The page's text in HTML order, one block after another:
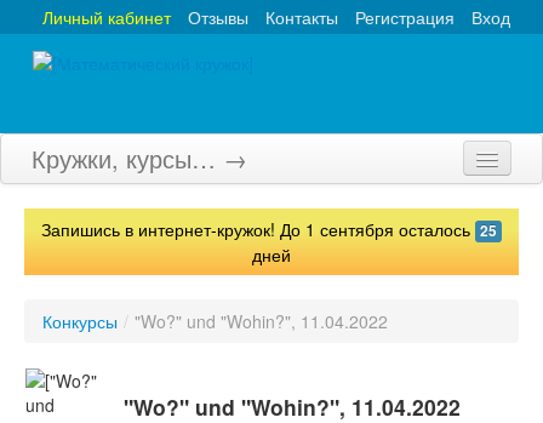
Вход
Регистрация
Контакты
Отзывы
Личный кабинет
Кружки, курсы… →
Главная
Турниры
Запишись в интернет-кружок! До 1 сентября осталось 25
дней
Конкурсы / "Wo?" und "Wohin?", 11.04.2022
"Wo?" und "Wohin?", 11.04.2022